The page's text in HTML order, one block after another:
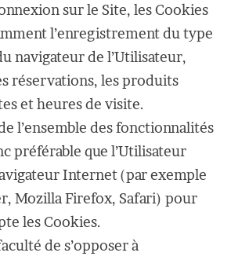
sur le Site, les Cookies
l’enregistrement du type
navigateur de l’Utilisateur,
réservations, les produits
et heures de visite.
l’ensemble des fonctionnalités
préférable que l’Utilisateur
Internet (par exemple
Mozilla Firefox, Safari) pour
les Cookies.
de s’opposer à